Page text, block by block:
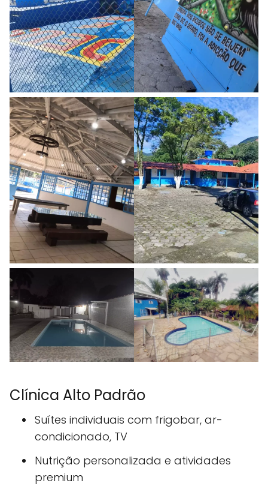
Clínica Alto Padrão
Suítes individuais com frigobar, ar-
condicionado, TV
Nutrição personalizada e atividades
premium